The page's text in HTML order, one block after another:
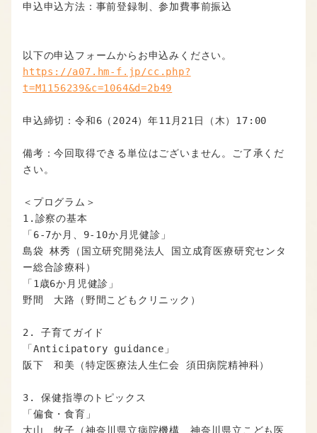
申込申込方法：事前登録制、参加費事前振込
https://a07.hm-f.jp/cc.php?
t=M1156239&c=1064&d=2b49
申込締切：令和6（2024）年11月21日（木）17:00
備考：今回取得できる単位はございません。ご了承くだ
さい。
＜プログラム＞
1.診察の基本
「6-7か月、9-10か月児健診」
島袋 林秀（国立研究開発法人 国立成育医療研究センタ
ー総合診療科）
「1歳6か月児健診」
野間　大路（野間こどもクリニック）
2. 子育てガイド
「Anticipatory guidance」
阪下　和美（特定医療法人生仁会 須田病院精神科）
3. 保健指導のトピックス
「偏食・食育」
大山　牧子（神奈川県立病院機構　神奈川県立こども医